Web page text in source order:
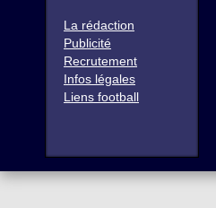
La rédaction
Publicité
Recrutement
Infos légales
Liens football